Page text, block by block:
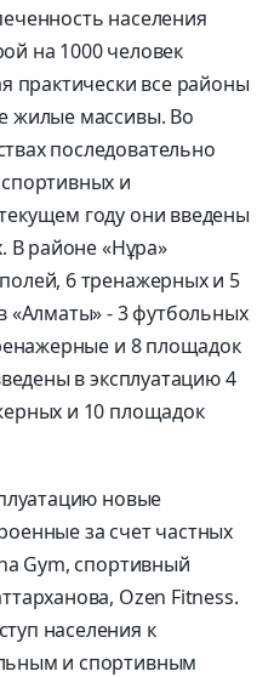
населения
на 1000 человек
практически все районы
жилые массивы. Во
последовательно
и
году они введены
В районе «Нұра»
6 тренажерных и 5
«Алматы» - 3 футбольных
и 8 площадок
в эксплуатацию 4
и 10 площадок
новые
за счет частных
Gym, спортивный
Ozen Fitness.
населения к
и спортивным